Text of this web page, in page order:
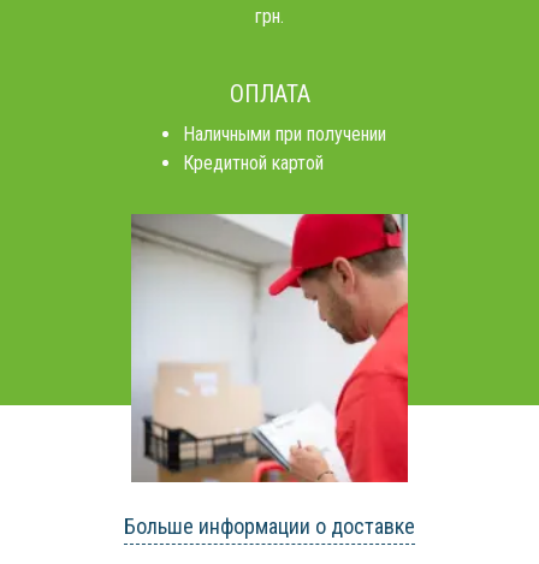
грн.
ОПЛАТА
Наличными при получении
Кредитной картой
Больше информации о доставке